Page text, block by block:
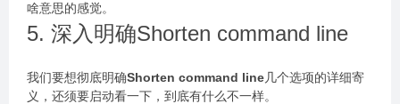
啥意思的感觉。
5. 深入明确Shorten command line
我们要想彻底明确Shorten command line几个选项的详细寄
义，还须要启动看一下，到底有什么不一样。